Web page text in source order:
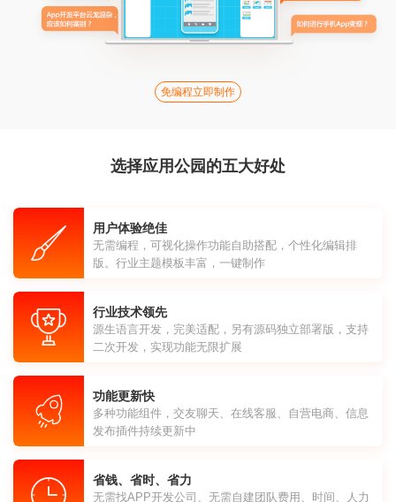
免编程立即制作
选择应用公园的五大好处
用户体验绝佳
无需编程，可视化操作功能自助搭配，个性化编辑排
版。行业主题模板丰富，一键制作
行业技术领先
源生语言开发，完美适配，另有源码独立部署版，支持
二次开发，实现功能无限扩展
功能更新快
多种功能组件，交友聊天、在线客服、自营电商、信息
发布插件持续更新中
省钱、省时、省力
无需找APP开发公司、无需自建团队费用、时间、人力